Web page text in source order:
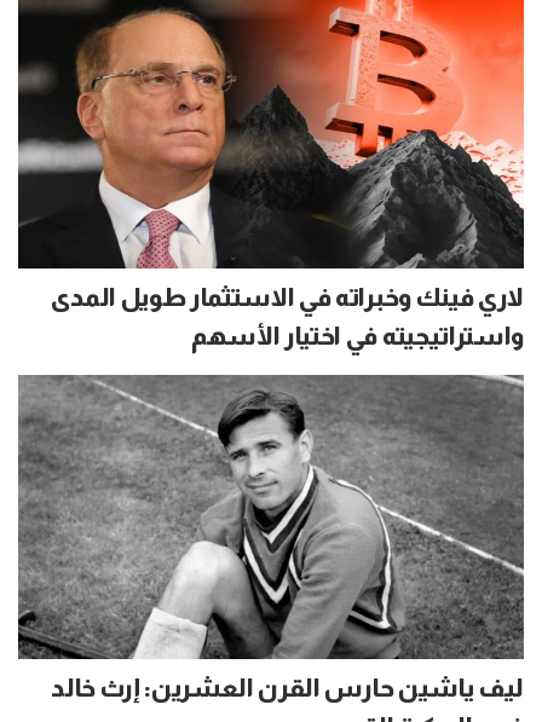
لاري فينك وخبراته في الاستثمار طويل المدى
واستراتيجيته في اختيار الأسهم
ليف ياشين حارس القرن العشرين: إرث خالد